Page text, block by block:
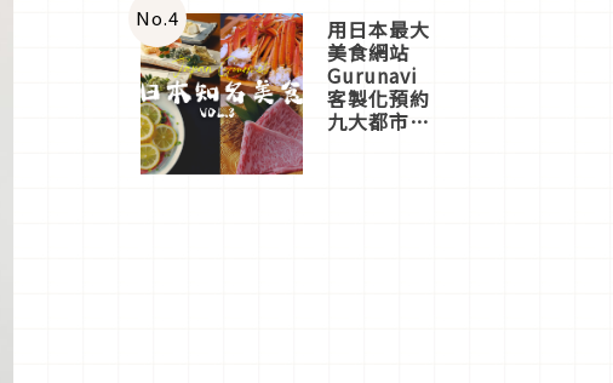
No.4 用日本最大
美食網站
Gurunavi
客製化預約
九大都市餐